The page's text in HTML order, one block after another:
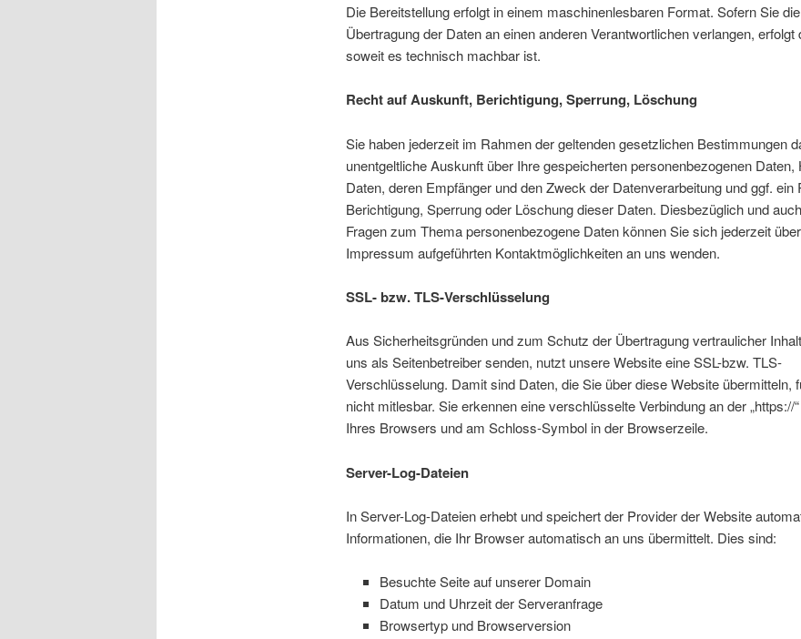
Die Bereitstellung erfolgt in einem maschinenlesbaren Format. Sofern Sie
Übertragung der Daten an einen anderen Verantwortlichen verlangen, erfolgt
soweit es technisch machbar ist.
Recht auf Auskunft, Berichtigung, Sperrung, Löschung
Sie haben jederzeit im Rahmen der geltenden gesetzlichen Bestimmungen
unentgeltliche Auskunft über Ihre gespeicherten personenbezogenen Daten,
Daten, deren Empfänger und den Zweck der Datenverarbeitung und ggf. ein
Berichtigung, Sperrung oder Löschung dieser Daten. Diesbezüglich und
Fragen zum Thema personenbezogene Daten können Sie sich jederzeit
Impressum aufgeführten Kontaktmöglichkeiten an uns wenden.
SSL- bzw. TLS-Verschlüsselung
Aus Sicherheitsgründen und zum Schutz der Übertragung vertraulicher
uns als Seitenbetreiber senden, nutzt unsere Website eine SSL-bzw. TLS-
Verschlüsselung. Damit sind Daten, die Sie über diese Website übermitteln,
nicht mitlesbar. Sie erkennen eine verschlüsselte Verbindung an der „https://
Ihres Browsers und am Schloss-Symbol in der Browserzeile.
Server-Log-Dateien
In Server-Log-Dateien erhebt und speichert der Provider der Website
Informationen, die Ihr Browser automatisch an uns übermittelt. Dies sind:
Besuchte Seite auf unserer Domain
Datum und Uhrzeit der Serveranfrage
Browsertyp und Browserversion